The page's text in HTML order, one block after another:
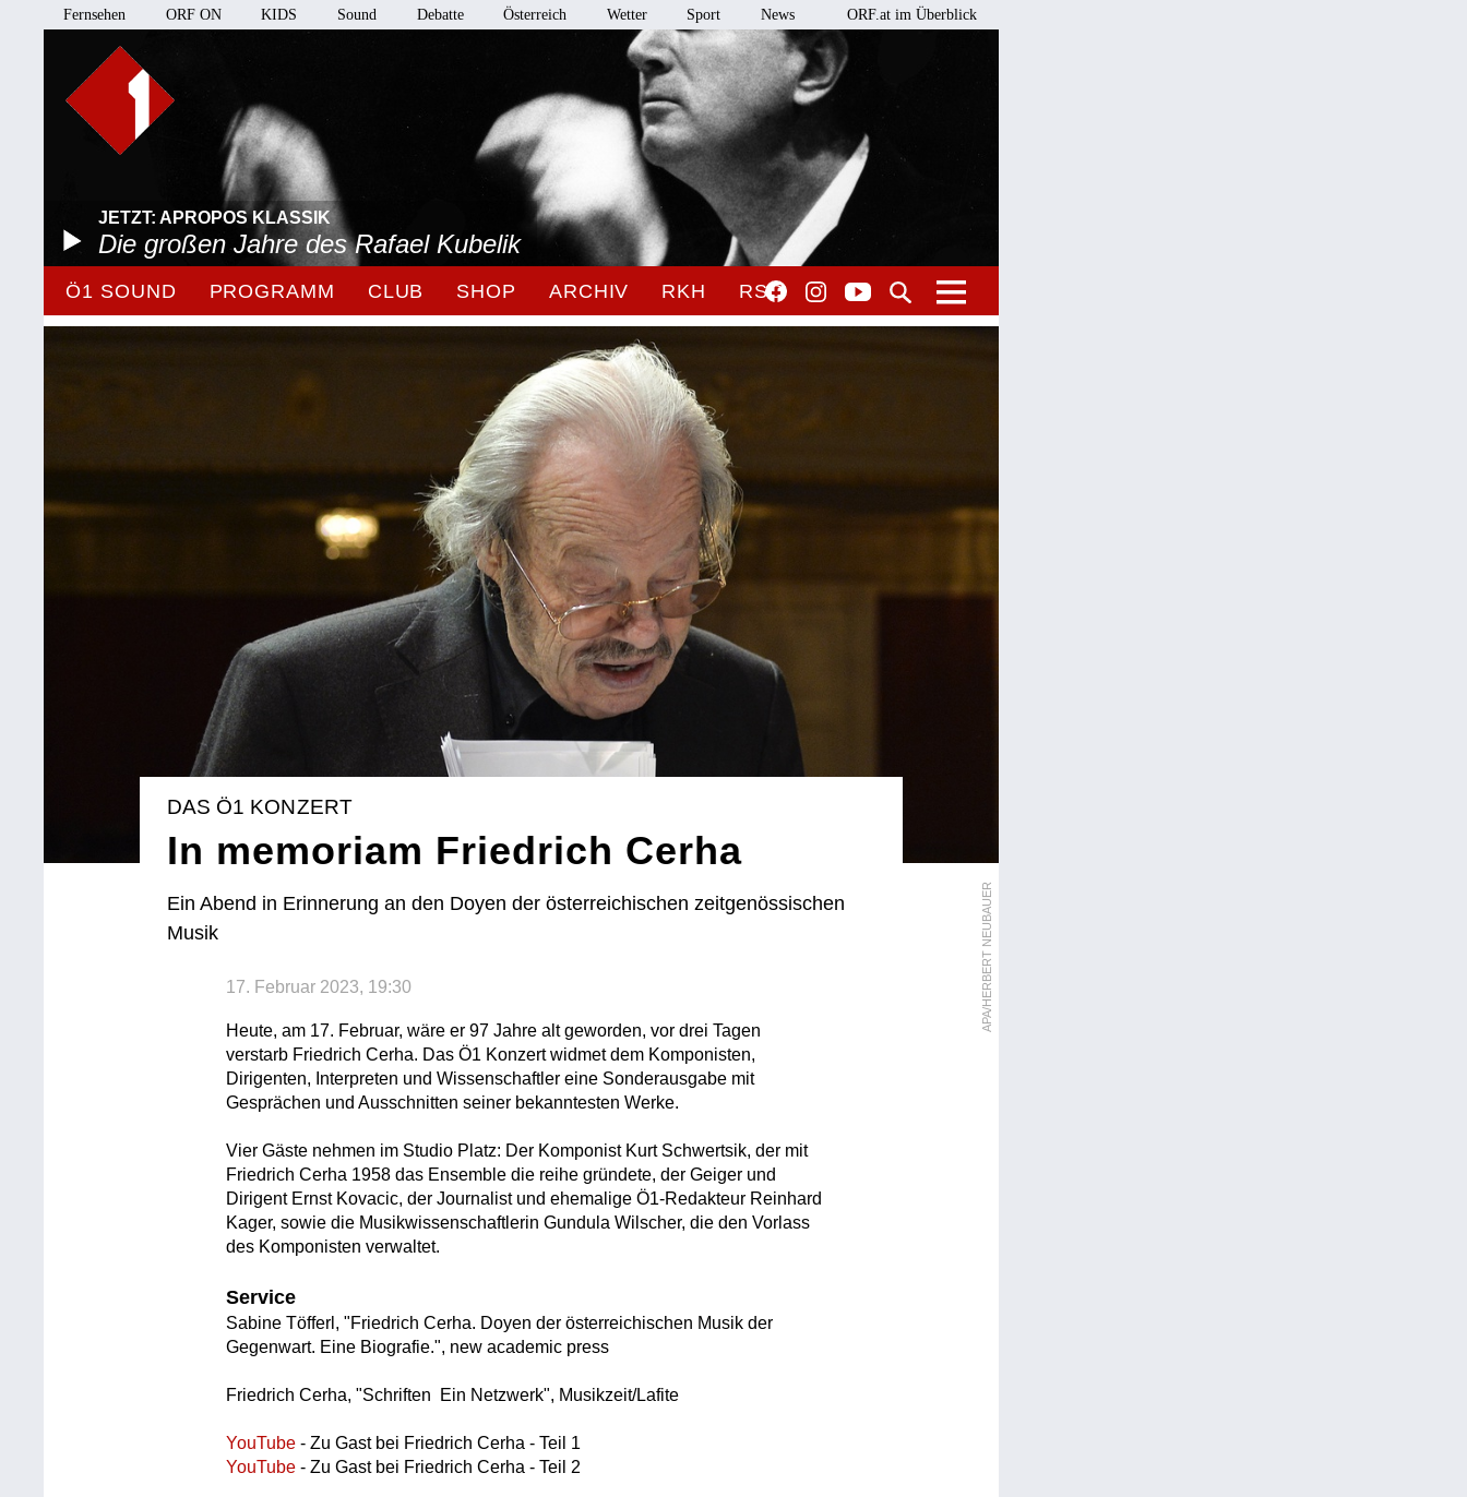
Fernsehen ORF ON KIDS Sound Debatte Österreich Wetter Sport News ORF.at im Überblick
JETZT: APROPOS KLASSIK
Die großen Jahre des Rafael Kubelik
Ö1 SOUND PROGRAMM CLUB SHOP ARCHIV RKH RSO
APA/HERBERT NEUBAUER
DAS Ö1 KONZERT
In memoriam Friedrich Cerha
Ein Abend in Erinnerung an den Doyen der österreichischen zeitgenössischen
Musik
17. Februar 2023, 19:30
Heute, am 17. Februar, wäre er 97 Jahre alt geworden, vor drei Tagen
verstarb Friedrich Cerha. Das Ö1 Konzert widmet dem Komponisten,
Dirigenten, Interpreten und Wissenschaftler eine Sonderausgabe mit
Gesprächen und Ausschnitten seiner bekanntesten Werke.
Vier Gäste nehmen im Studio Platz: Der Komponist Kurt Schwertsik, der mit
Friedrich Cerha 1958 das Ensemble die reihe gründete, der Geiger und
Dirigent Ernst Kovacic, der Journalist und ehemalige Ö1-Redakteur Reinhard
Kager, sowie die Musikwissenschaftlerin Gundula Wilscher, die den Vorlass
des Komponisten verwaltet.
Service
Sabine Töfferl, "Friedrich Cerha. Doyen der österreichischen Musik der
Gegenwart. Eine Biografie.", new academic press
Friedrich Cerha, "Schriften  Ein Netzwerk", Musikzeit/Lafite
YouTube - Zu Gast bei Friedrich Cerha - Teil 1
YouTube - Zu Gast bei Friedrich Cerha - Teil 2